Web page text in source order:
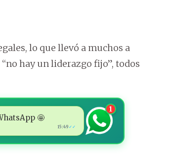
lo que llevó a muchos a
hay un liderazgo fijo”, todos
🤩
15:49 ✓✓
1